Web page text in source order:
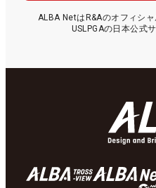
ALBA NetはR&Aのオフィシ
USLPGAの日本公式